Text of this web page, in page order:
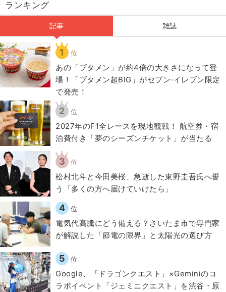
ランキング
記事 雑誌
1 位
あの「ブタメン」が約4倍の大きさになって登
場！「ブタメン超BIG」がセブン‐イレブン限定
で発売！
2 位
2027年のF1全レースを現地観戦！ 航空券・宿
泊費付き「夢のシーズンチケット」が当たる
3 位
松村北斗と今田美桜、急逝した東野圭吾氏へ誓
う「多くの方へ届けていけたら」
4 位
電気代高騰にどう備える？さいたま市で専門家
が解説した「節電の限界」と太陽光の選び方
5 位
Google、「ドラゴンクエスト」×Geminiのコ
ラボイベント「ジェミニクエスト」を渋谷・原